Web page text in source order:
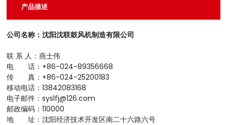
产品描述
公司名称：沈阳沈联鼓风机制造有限公司
联 系 人：燕士伟
电 话：+86-024-89356668
传 真：+86-024-25200183
移动电话：13842083168
电子邮件：syslfj@126.com
邮政编码：110000
地 址：沈阳经济技术开发区南二十六路六号